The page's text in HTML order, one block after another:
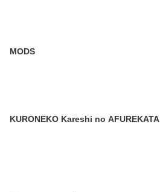
MODS
KURONEKO Kareshi no AFUREKATA